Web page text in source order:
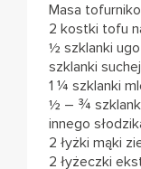
Masa
2 kostki tofu
½ szklanki
szklanki
1 ¼ szklanki
½ – ¾ szklanki
innego
2 łyżki mąki
2 łyżeczki